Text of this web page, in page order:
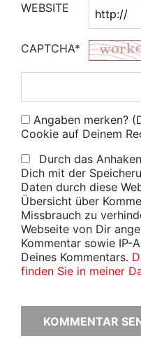
WEBSITE
CAPTCHA*
Angaben merken?
Cookie auf Deinem
Durch das
Dich mit der
Daten durch diese
Übersicht über
Missbrauch zu
Webseite von Dir
Kommentar sowie IP-
Deines Kommentars.
finden Sie in meiner